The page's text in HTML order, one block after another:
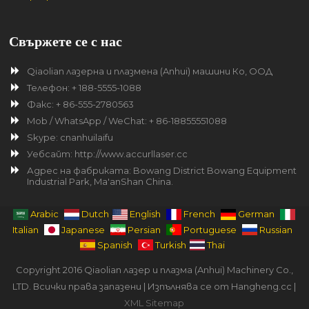
Свържете се с нас
Qiaolian лазерна и плазмена (Anhui) машини Ко, ООД
Телефон: + 188-5555-1088
Факс: + 86-555-2780563
Mob / WhatsApp / WeChat: + 86-18855551088
Skype: cnanhuilaifu
Уебсайт: http://www.accurllaser.cc
Адрес на фабриката: Bowang District Bowang Equipment
Industrial Park, Ma'anShan China.
Arabic Dutch English French
German
Italian
Japanese Persian Portuguese
Russian
Spanish
Turkish Thai
Copyright 2016 Qiaolian лазер и плазма (Anhui) Machinery Co.,
LTD. Всички права запазени | Изпълнява се от Hangheng.cc |
XML Sitemap